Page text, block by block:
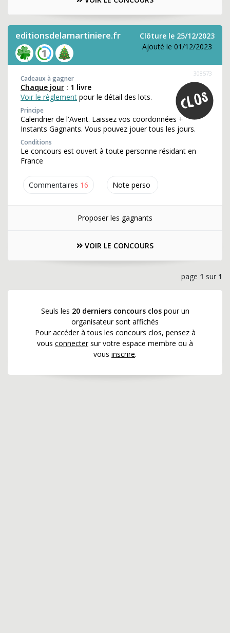
editionsdelamartiniere.fr
Clôture le 25/12/2023
Ajouté le 01/12/2023
Commentaires 16 Note perso
308573
Cadeaux à gagner
Chaque jour : 1 livre
Voir le règlement pour le détail des lots.
Principe
Calendrier de l'Avent. Laissez vos coordonnées +
Instants Gagnants. Vous pouvez jouer tous les jours.
Conditions
Le concours est ouvert à toute personne résidant en
France
Proposer les gagnants
VOIR LE CONCOURS
page 1 sur 1
Seuls les 20 derniers concours clospour un
organisateur sont affichés
Pour accéder à tous les concours clos, pensez à
vous connectersur votre espace membre ou à
vous inscrire.